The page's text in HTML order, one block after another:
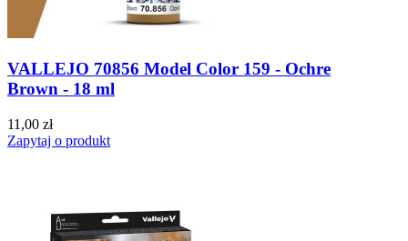
VALLEJO 70856 Model Color 159 - Ochre
Brown - 18 ml
11,00 zł
Zapytaj o produkt